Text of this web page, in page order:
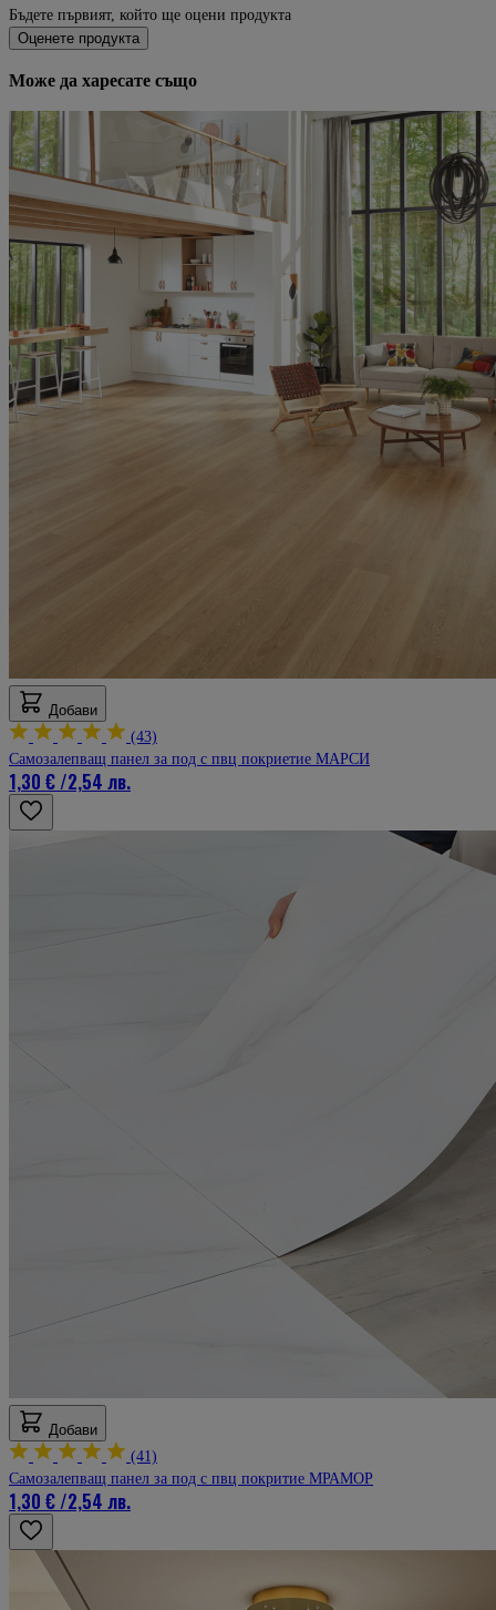
Бъдете първият, който ще оцени продукта
Оценете продукта
Може да харесате също
Добави
(43)
Самозалепващ панел за под с пвц покриетие МАРСИ
1,30 €/2,54 лв.
Добави
(41)
Самозалепващ панел за под с пвц покритие МРАМОР
1,30 €/2,54 лв.